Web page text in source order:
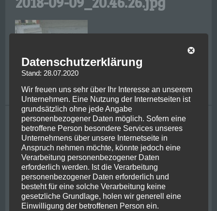
Tagging
achental adrenaline bayern bike centre of nz chernobyl chiemgau
christchurch classic flight ferry franzjosef friends ghosbusters
glacier helicopter hiking irish jetboat jurassic park
kawarau river kiwilake wanaka metlife milford sounds
nelson new york newzealand pancake rocks
penguin picton powerplant punakaiki queenstownrafting
roadtrip shotover river stewart island thunderjet ukraine
Datenschutzerklärung
Stand: 28.07.2020
Wir freuen uns sehr über Ihr Interesse an unserem
Unternehmen. Eine Nutzung der Internetseiten ist
grundsätzlich ohne jede Angabe
personenbezogener Daten möglich. Sofern eine
betroffene Person besondere Services unseres
Unternehmens über unsere Internetseite in
Anspruch nehmen möchte, könnte jedoch eine
Verarbeitung personenbezogener Daten
erforderlich werden. Ist die Verarbeitung
personenbezogener Daten erforderlich und
besteht für eine solche Verarbeitung keine
gesetzliche Grundlage, holen wir generell eine
Einwilligung der betroffenen Person ein.